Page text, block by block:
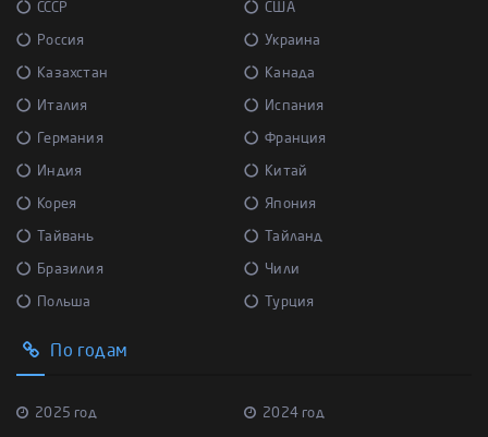
СССР США
Россия Украина
Казахстан Канада
Италия Испания
Германия Франция
Индия Китай
Корея Япония
Тайвань Тайланд
Бразилия Чили
Польша Турция
По годам
2025 год 2024 год